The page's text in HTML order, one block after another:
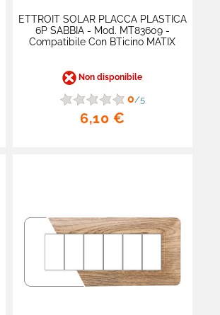
ETTROIT SOLAR PLACCA PLASTICA
6P SABBIA - Mod. MT83609 -
Compatibile Con BTicino MATIX
Non disponibile
0/5
6,10 €